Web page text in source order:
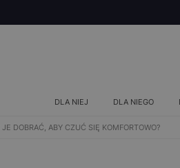
DLA NIEJ DLA NIEGO
DOBRAĆ, ABY CZUĆ SIĘ KOMFORTOWO?